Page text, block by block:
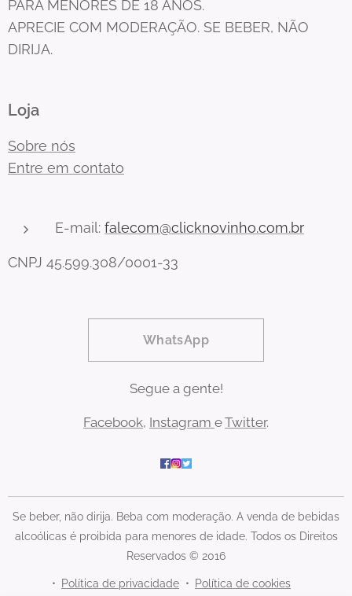
PARA MENORES DE 18 ANOS.
APRECIE COM MODERAÇÃO. SE BEBER, NÃO
DIRIJA.
Loja
Sobre nós
Entre em contato
E-mail: falecom@clicknovinho.com.br
CNPJ 45.599.308/0001-33
WhatsApp
Segue a gente!
Facebook, Instagram eTwitter.
Se beber, não dirija. Beba com moderação. A venda de bebidas
alcoólicas é proibida para menores de idade. Todos os Direitos
Reservados © 2016
Política de privacidade Política de cookies